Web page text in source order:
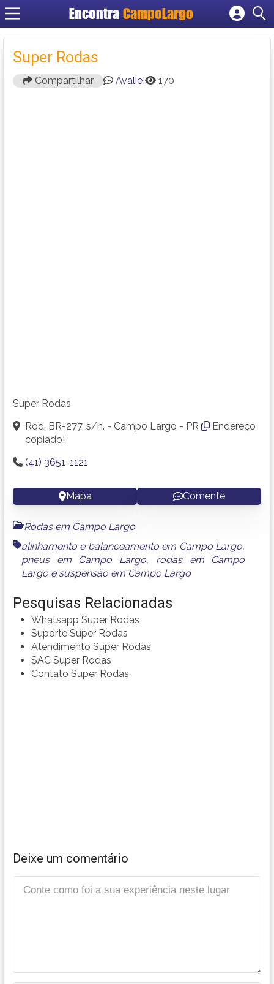
Encontra CampoLargo
Cadastrar empresa
Super Rodas
Compartilhar Avalie! 170
Super Rodas
Rod. BR-277, s/n. - Campo Largo - PR
Endereço
copiado!
(41) 3651-1121
Mapa Comente
Rodas em Campo Largo
alinhamento e balanceamento em Campo Largo,
pneus em Campo Largo, rodas em Campo
Largo e suspensão em Campo Largo
Pesquisas Relacionadas
Whatsapp Super Rodas
Suporte Super Rodas
Atendimento Super Rodas
SAC Super Rodas
Contato Super Rodas
Deixe um comentário